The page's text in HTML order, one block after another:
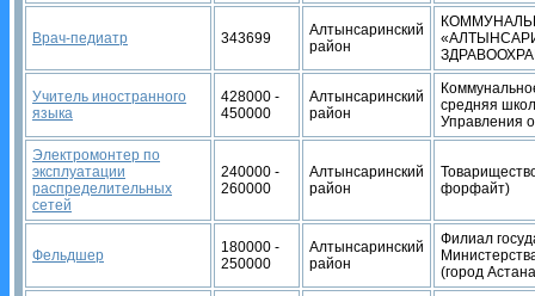
Врач-педиатр 343699
Алтынсаринский
район
Учитель иностранного
языка
428000 -
450000
Алтынсаринский
район
средняя
Управления
Электромонтер по
эксплуатации
распределительных
сетей
240000 -
260000
Алтынсаринский
район
форфайт)
Фельдшер
180000 -
250000
Алтынсаринский
район
Филиал
(город